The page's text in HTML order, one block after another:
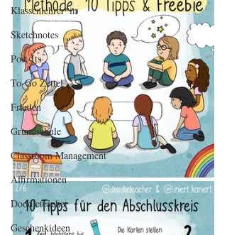
Klassenlehrer*in
Sketchnotes
Post-Its
To-Go Zettel
Frieden
Grundschule
Classroom Management
Affirmationen
Doodleteacher
Geschenkideen